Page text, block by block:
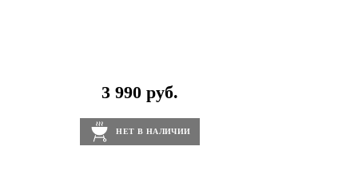
3 990 руб.
НЕТ В НАЛИЧИИ